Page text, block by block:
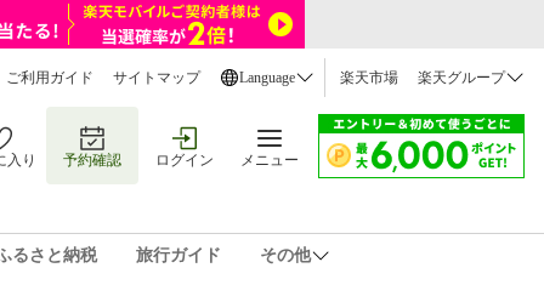
ご利用ガイド サイトマップ Language 楽天市場 楽天グループ
入り 予約確認 ログイン メニュー
るさと納税 旅行ガイド その他